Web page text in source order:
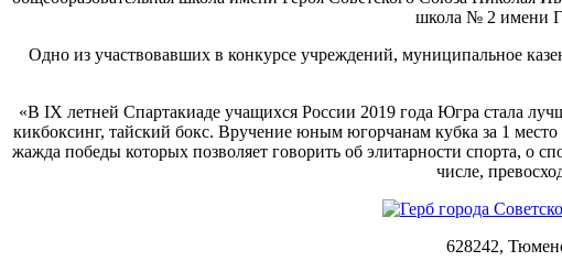
школа № 2 имени
Одно из участвовавших в конкурсе учреждений, муниципальное
«В IX летней Спартакиаде учащихся России 2019 года Югра стала
кикбоксинг, тайский бокс. Вручение юным югорчанам кубка за 1
жажда победы которых позволяет говорить об элитарности спорта, о
числе,
628242,